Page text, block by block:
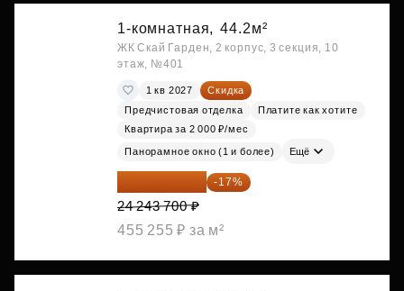
1-комнатная, 44.2м²
ЖК Скай Гарден, 2 корпус, 3 секция, 10
этаж, №401
1 кв 2027
Скидка
Предчистовая отделка
Платите как хотите
Квартира за 2 000 ₽/мес
Панорамное окно (1 и более) Ещё
20 122 271 ₽ -17%
24 243 700 ₽
455 255 ₽ за м²